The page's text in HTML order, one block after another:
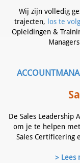
Wij zijn volledig
trajecten, los te
Opleidingen &
De Sales Leadership
om je te helpen
Sales Certificering
> Lees